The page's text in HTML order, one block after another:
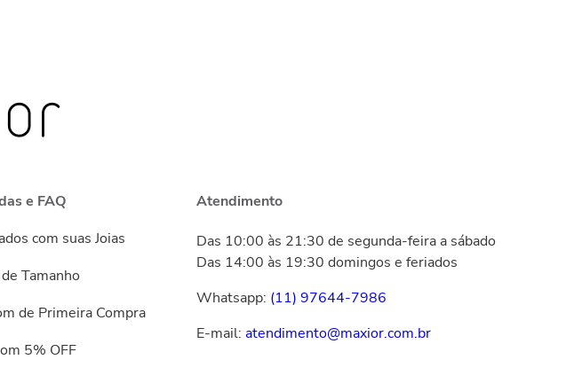
e FAQ
com suas Joias
Tamanho
de Primeira Compra
5% OFF
Atendimento
Das 10:00 às 21:30 de segunda-feira a sábado
Das 14:00 às 19:30 domingos e feriados
Whatsapp: (11) 97644-7986
E-mail: atendimento@maxior.com.br